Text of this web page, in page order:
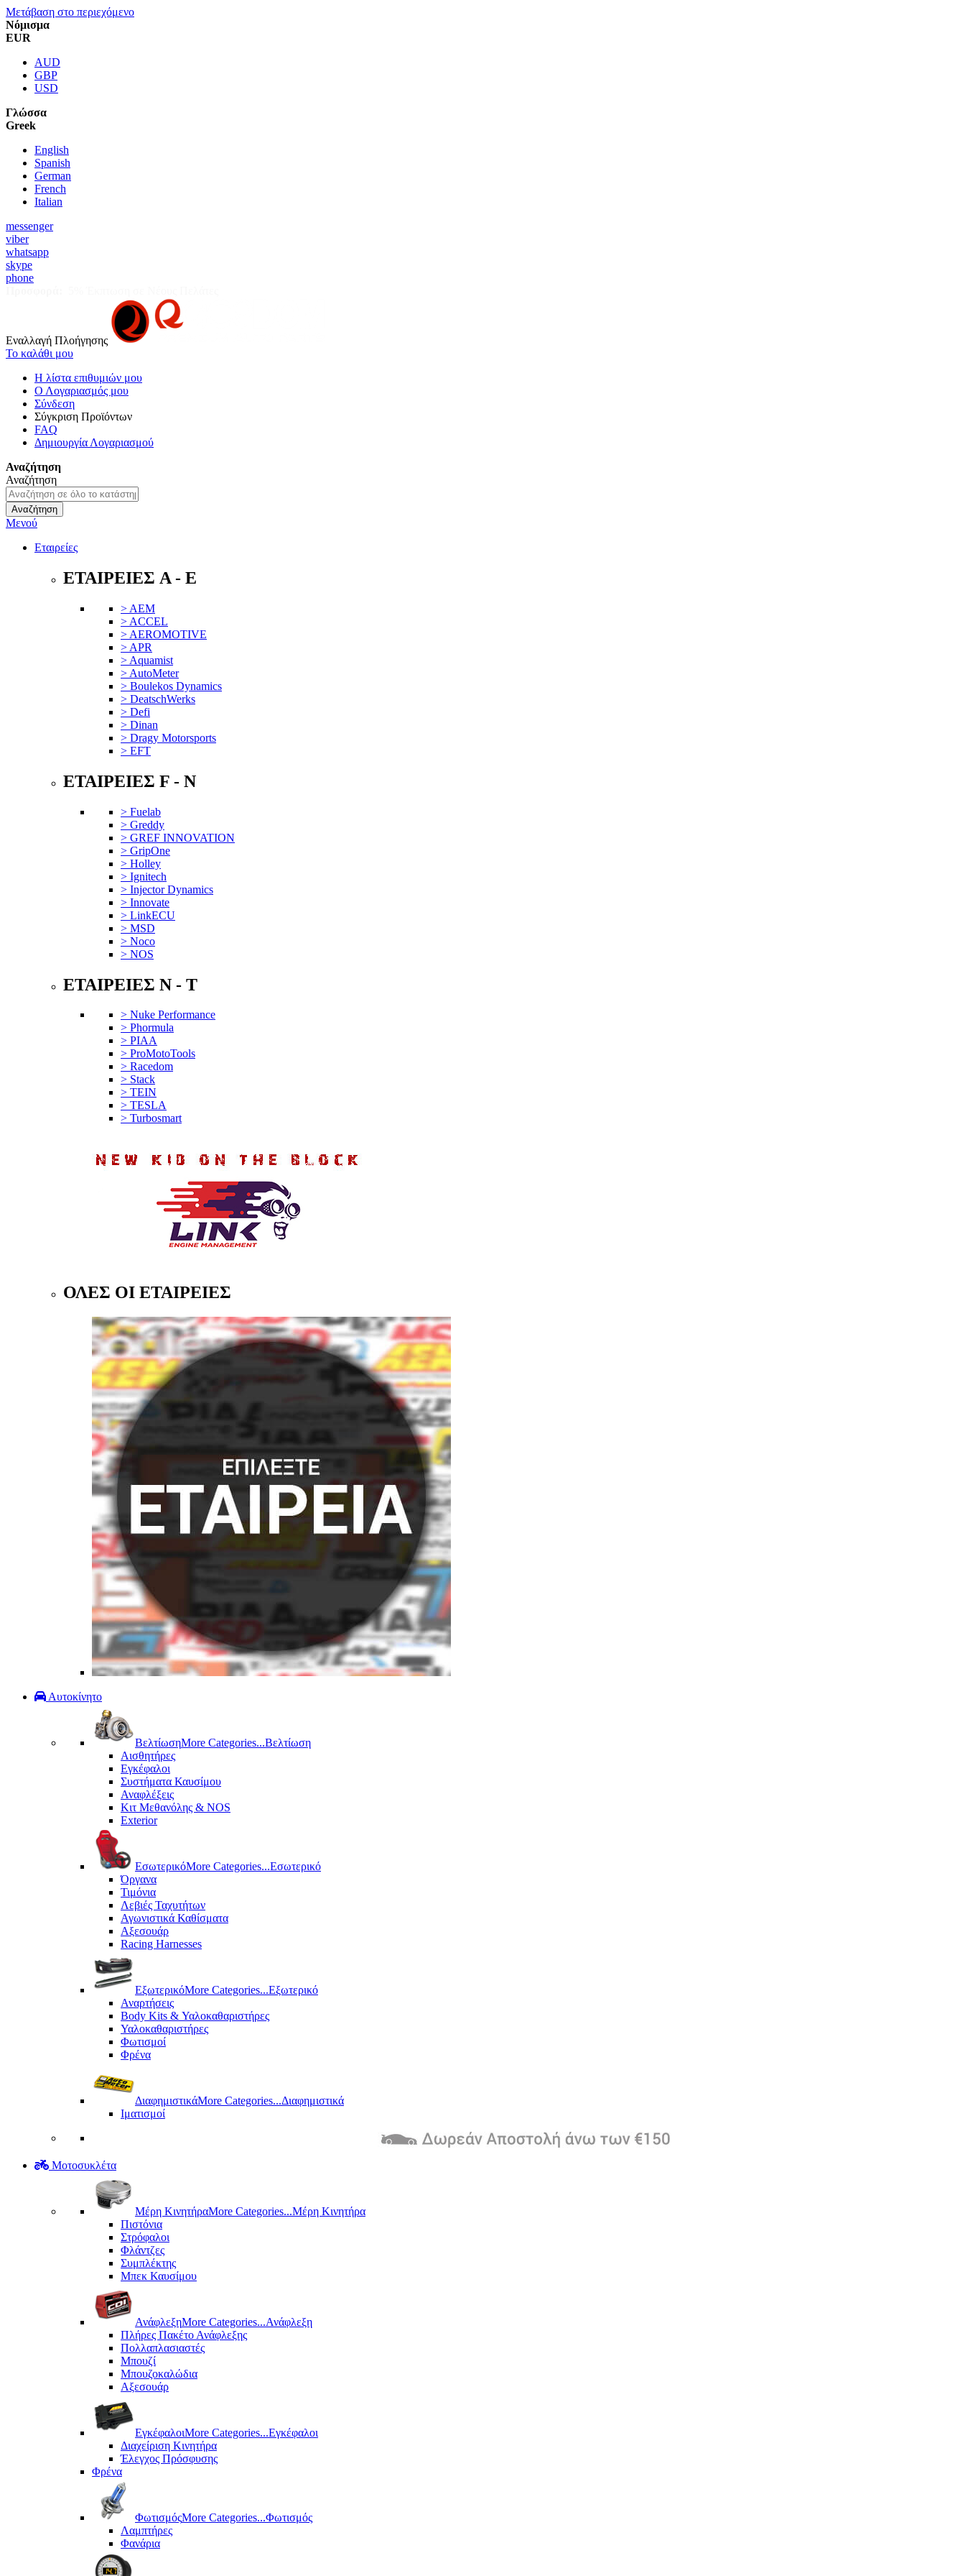
Μετάβαση στο περιεχόμενο
Νόμισμα
EUR
AUD
GBP
USD
Γλώσσα
Greek
English
Spanish
German
French
Italian
messenger
viber
whatsapp
skype
phone
Εναλλαγή Πλοήγησης
Το καλάθι μου
Η λίστα επιθυμιών μου
Ο Λογαριασμός μου
Σύνδεση
Σύγκριση Προϊόντων
FAQ
Δημιουργία Λογαριασμού
Αναζήτηση
Αναζήτηση
Αναζήτηση
Μενού
Εταιρείες
ΕΤΑΙΡΕΙΕΣ A - E
> AEM
> ACCEL
> AEROMOTIVE
> APR
> Aquamist
> AutoMeter
> Boulekos Dynamics
> DeatschWerks
> Defi
> Dinan
> Dragy Motorsports
> EFT
ΕΤΑΙΡΕΙΕΣ F - N
> Fuelab
> Greddy
> GREF INNOVATION
> GripOne
> Holley
> Ignitech
> Injector Dynamics
> Innovate
> LinkECU
> MSD
> Noco
> NOS
ΕΤΑΙΡΕΙΕΣ N - T
> Nuke Performance
> Phormula
> PIAA
> ProMotoTools
> Racedom
> Stack
> TEIN
> TESLA
> Turbosmart
ΟΛΕΣ ΟΙ ΕΤΑΙΡΕΙΕΣ
Αυτοκίνητο
ΒελτίωσηMore Categories...Βελτίωση
Αισθητήρες
Εγκέφαλοι
Συστήματα Καυσίμου
Αναφλέξεις
Κιτ Μεθανόλης & ΝΟS
Exterior
ΕσωτερικόMore Categories...Εσωτερικό
Όργανα
Τιμόνια
Λεβιές Ταχυτήτων
Αγωνιστικά Καθίσματα
Αξεσουάρ
Racing Harnesses
ΕξωτερικόMore Categories...Εξωτερικό
Αναρτήσεις
Body Kits & Υαλοκαθαριστήρες
Υαλοκαθαριστήρες
Φωτισμοί
Φρένα
ΔιαφημιστικάMore Categories...Διαφημιστικά
Ιματισμοί
Μοτοσυκλέτα
Μέρη KινητήραMore Categories...Μέρη Kινητήρα
Πιστόνια
Στρόφαλοι
Φλάντζες
Συμπλέκτης
Μπεκ Καυσίμου
ΑνάφλεξηMore Categories...Ανάφλεξη
Πλήρες Πακέτο Ανάφλεξης
Πολλαπλασιαστές
Μπουζί
Μπουζοκαλώδια
Αξεσουάρ
ΕγκέφαλοιMore Categories...Εγκέφαλοι
Διαχείριση Κινητήρα
Έλεγχος Πρόσφυσης
Φρένα
ΦωτισμόςMore Categories...Φωτισμός
Λαμπτήρες
Φανάρια